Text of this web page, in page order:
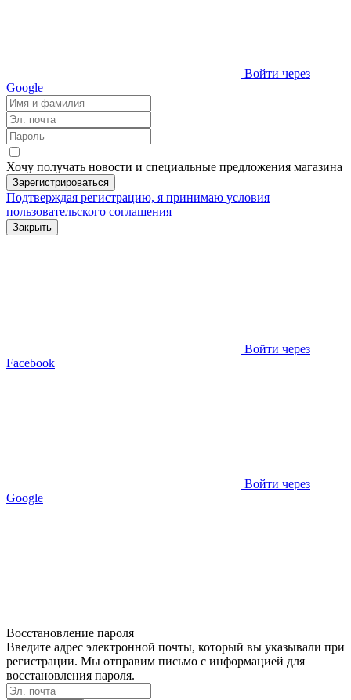
Войти через
Google
Хочу получать новости и специальные предложения магазина
Зарегистрироваться
Подтверждая регистрацию, я принимаю условия
пользовательского соглашения
Закрыть
Войти через
Facebook
Войти через
Google
Восстановление пароля
Введите адрес электронной почты, который вы указывали при
регистрации. Мы отправим письмо с информацией для
восстановления пароля.